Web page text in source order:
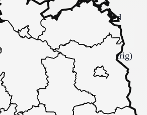
beantragt, unklar) und
Rollator, Rollstuhl, bettlägerig)
(ja, nein, unklar) mit